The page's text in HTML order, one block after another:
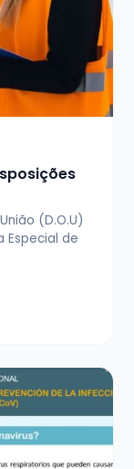
(D.O.U)
Especial de